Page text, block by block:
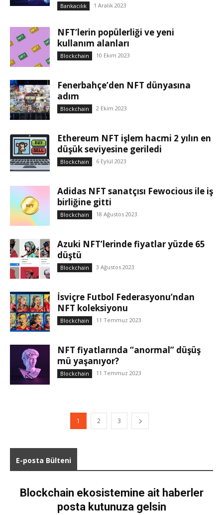
Bankacılık 1 Aralık 2023
NFT’lerin popülerliği ve yeni
kullanım alanları
Blockchain 10 Ekim 2023
Fenerbahçe’den NFT dünyasına
adım
Blockchain 2 Ekim 2023
Ethereum NFT işlem hacmi 2 yılın en
düşük seviyesine geriledi
Blockchain 6 Eylül 2023
Adidas NFT sanatçısı Fewocious ile iş
birliğine gitti
Blockchain 18 Ağustos 2023
Azuki NFT’lerinde fiyatlar yüzde 65
düştü
Blockchain 3 Ağustos 2023
İsviçre Futbol Federasyonu’ndan
NFT koleksiyonu
Blockchain 11 Temmuz 2023
NFT fiyatlarında “anormal” düşüş
mü yaşanıyor?
Blockchain 11 Temmuz 2023
1 2 3
E-posta Bülteni
Blockchain ekosistemine ait haberler
posta kutunuza gelsin